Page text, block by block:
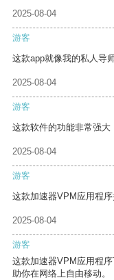
2025-08-04
游客
这款app就像我的私人导
2025-08-04
游客
这款软件的功能非常强大
2025-08-04
游客
这款加速器VPM应用程序
2025-08-04
游客
这款加速器VPM应用程
助你在网络上自由移动。